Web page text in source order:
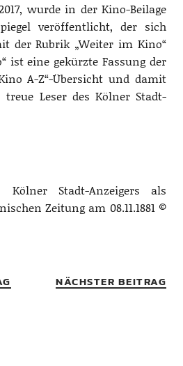
wurde in der Kino-Beilage
veröffentlicht, der sich
der Rubrik „Weiter im Kino“
ist eine gekürzte Fassung der
A-Z“-Übersicht und damit
Leser des Kölner Stadt-
Kölner Stadt-Anzeigers als
Zeitung am 08.11.1881 ©
NÄCHSTER BEITRAG